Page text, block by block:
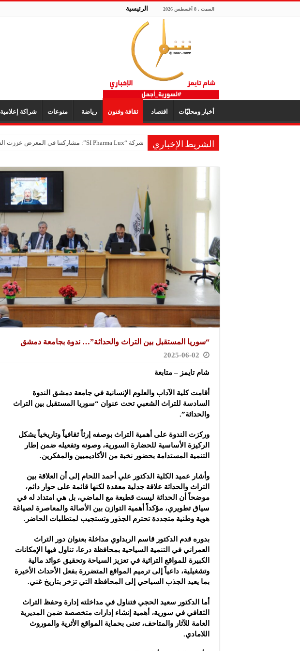
السبت , 8 أغسطس 2026 الرئيسية
أخبار ومحليّات اقتصاد ثقافة وفنون رياضة منوعات شراكة إعلامية
الشريط الإخباري شركة “SI Pharma Lux”: مشاركتنا في المعرض عززت التواصل مع الشركاء المحليين والدوليين
“سوريا المستقبل بين التراث والحداثة”… ندوة بجامعة دمشق
2025-06-02
شام تايمز – متابعة
أقامت كلية الآداب والعلوم الإنسانية في جامعة دمشق الندوة
السادسة للتراث الشعبي تحت عنوان “سوريا المستقبل بين التراث
والحداثة”.
وركزت الندوة على أهمية التراث بوصفه إرثاً ثقافياً وتاريخياً يشكل
الركيزة الأساسية للحضارة السورية، وصونه وتفعيله ضمن إطار
التنمية المستدامة بحضور نخبة من الأكاديميين والمفكرين.
وأشار عميد الكلية الدكتور علي أحمد اللحام إلى أن العلاقة بين
التراث والحداثة علاقة جدلية معقدة لكنها قائمة على حوار دائم،
موضحاً أن الحداثة ليست قطيعة مع الماضي، بل هي امتداد له في
سياق تطويري، مؤكداً أهمية التوازن بين الأصالة والمعاصرة لصياغة
هوية وطنية متجددة تحترم الجذور وتستجيب لمتطلبات الحاضر.
بدوره قدم الدكتور قاسم الربداوي مداخلة بعنوان دور التراث
العمراني في التنمية السياحية بمحافظة درعا، تناول فيها الإمكانات
الكبيرة للمواقع التراثية في تعزيز السياحة وتحقيق عوائد مالية
وتشغيلية، داعياً إلى ترميم المواقع المتضررة بفعل الأحداث الأخيرة
بما يعيد الجذب السياحي إلى المحافظة التي تزخر بتاريخ غني.
أما الدكتور سعيد الحجي فتناول في مداخلته إدارة وحفظ التراث
الثقافي في سورية، أهمية إنشاء إدارات متخصصة ضمن المديرية
العامة للآثار والمتاحف، تعنى بحماية المواقع الأثرية والموروث
اللامادي.